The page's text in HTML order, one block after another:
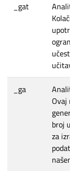
_gat
_ga
Ovaj
broj
za